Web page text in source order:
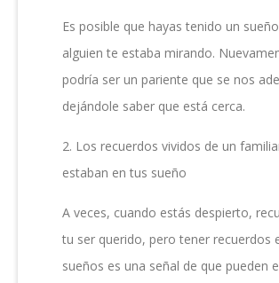
Es posible que hayas tenido un
alguien te estaba mirando.
podría ser un pariente que se nos
dejándole saber que está cerca.
2. Los recuerdos vividos de un
estaban en tus sueño
A veces, cuando estás despierto,
tu ser querido, pero tener recuerdos
sueños es una señal de que pueden